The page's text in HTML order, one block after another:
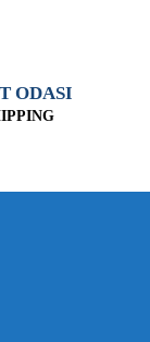
ODASI